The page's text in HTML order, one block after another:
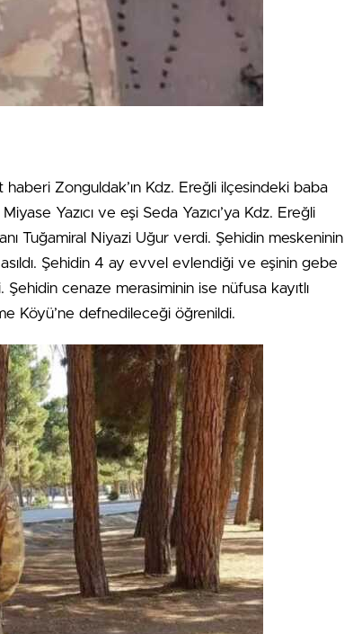
haberi Zonguldak’ın Kdz. Ereğli ilçesindeki baba
Yazıcı ve eşi Seda Yazıcı’ya Kdz. Ereğli
Tuğamiral Niyazi Uğur verdi. Şehidin meskeninin
Şehidin 4 ay evvel evlendiği ve eşinin gebe
cenaze merasiminin ise nüfusa kayıtlı
Köyü’ne defnedileceği öğrenildi.